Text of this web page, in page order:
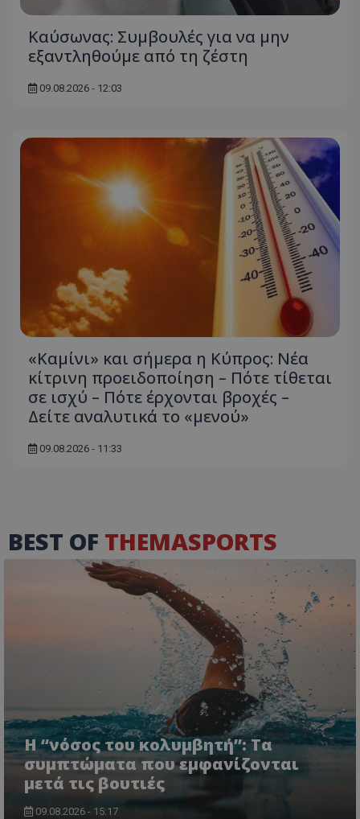
Kαύσωνας: Συμβουλές για να μην
εξαντληθούμε από τη ζέστη
09.08.2026 - 12:03
«Καμίνι» και σήμερα η Κύπρος: Νέα
κίτρινη προειδοποίηση – Πότε τίθεται
σε ισχύ – Πότε έρχονται βροχές –
Δείτε αναλυτικά το «μενού»
09.08.2026 - 11:33
BEST OF THEMASPORTS
Η “νόσος του κολυμβητή”: Τα
συμπτώματα που εμφανίζονται
μετά τις βουτιές
09.08.2026 - 15:17